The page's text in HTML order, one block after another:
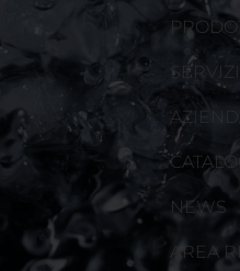
SERVIZI
NEWS
AREA